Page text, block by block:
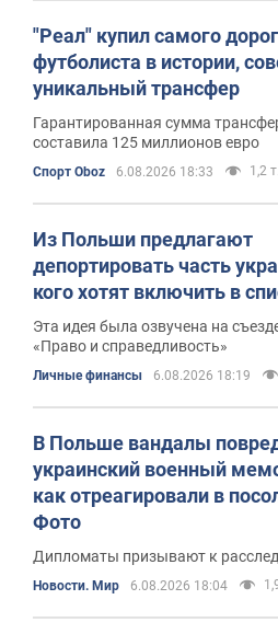
"Реал" купил самого
футболиста в истории,
уникальный трансфер
Гарантированная сумма
составила 125 миллионов евро
Спорт Oboz 6.08.2026 18:33 1,2 т.
Из Польши предлагают
депортировать часть
кого хотят включить в
Эта идея была озвучена на
«Право и справедливость»
Личные финансы 6.08.2026 18:19
В Польше вандалы
украинский военный
как отреагировали в
Фото
Дипломаты призывают к
Новости. Мир 6.08.2026 18:04